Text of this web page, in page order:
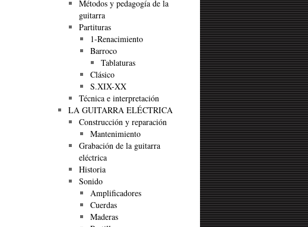
Métodos y pedagogía de la
guitarra
Partituras
1-Renacimiento
Barroco
Tablaturas
Clásico
S.XIX-XX
Técnica e interpretación
LA GUITARRA ELÉCTRICA
Construcción y reparación
Mantenimiento
Grabación de la guitarra
eléctrica
Historia
Sonido
Amplificadores
Cuerdas
Maderas